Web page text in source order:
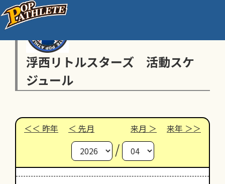
浮西リトルスターズ 活動スケ
ジュール
昨年 先月 来月 来年
/